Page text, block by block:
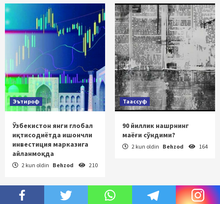
Эътироф
Ўзбекистон янги глобал
иқтисодиётда ишончли
инвестиция марказига
айланмоқда
2 kun oldin Behzod 210
Таассуф
90 йиллик нашрнинг
маёғи сўндими?
2 kun oldin Behzod 164